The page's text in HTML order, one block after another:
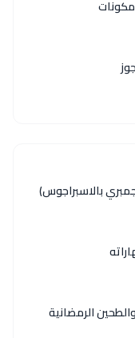
بالاسبراجوس)
الرمضانية